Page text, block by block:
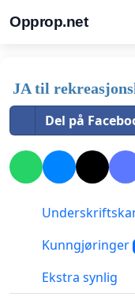
Opprop.net
JA til
Del på
Kunngjøringer
Ekstra synlig